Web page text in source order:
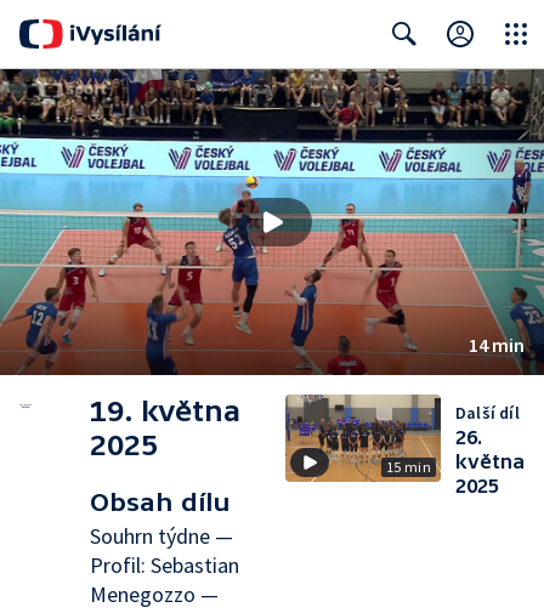
Search Close
14 min
19. května
2025
Obsah dílu
Souhrn týdne —
Profil: Sebastian
Menegozzo —
15 min
Další díl
26.
května
2025